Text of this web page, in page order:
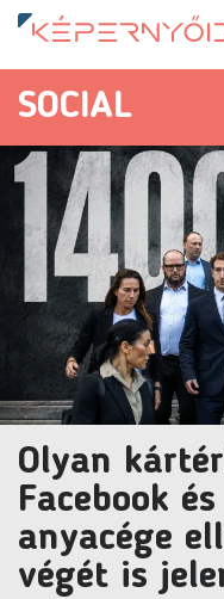
SOCIAL
Olyan
Facebook
anyacége
végét is